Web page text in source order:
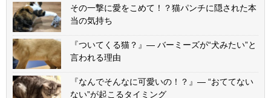
その一撃に愛をこめて！？猫パンチに隠された本
当の気持ち
『ついてくる猫？』— バーミーズが“犬みたい”と
言われる理由
『なんでそんなに可愛いの！？』— “おててない
ない”が起こるタイミング